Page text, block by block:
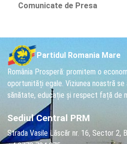
Comunicate de Presa
Partidul Romania Mare
România Prosperă: promitem o
oportunități egale. Viziunea noastră se
sănătate, educație și respect față de
Sediul Central PRM
Strada Vasile Lăscăr nr. 16, Sector 2,